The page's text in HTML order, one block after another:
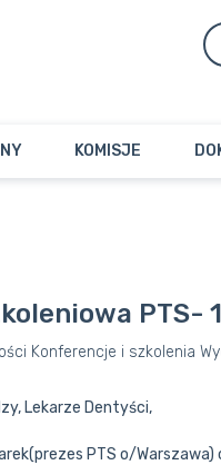
KOMISJE
PTS-
Konferencje i szkolenia
Lekarze Dentyści,
PTS o/